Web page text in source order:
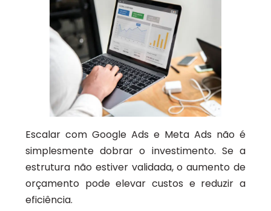
Escalar com Google Ads e Meta Ads não é
simplesmente dobrar o investimento. Se a
estrutura não estiver validada, o aumento de
orçamento pode elevar custos e reduzir a
eficiência.